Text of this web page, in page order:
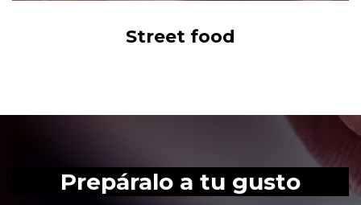
Cocina internacional
Prepáralo a tu gusto